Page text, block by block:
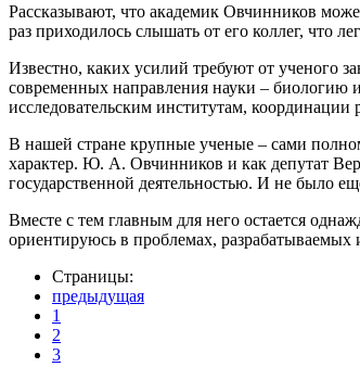
Рассказывают, что академик Овчинников
раз приходилось слышать от его коллег, что
Известно, каких усилий требуют от ученого
современных направления науки – биологию
исследовательским институтам,
В нашей стране крупные ученые – сами
характер. Ю. А. Овчинников и как депутат
государственной деятельностью. И не было
Вместе с тем главным для него остается
ориентируюсь в проблемах, разрабатываемых
Страницы:
предыдущая
1
2
3